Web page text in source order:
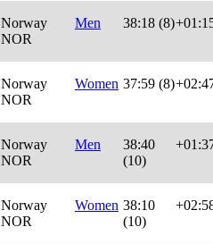
Norway
NOR
Men 38:18 (8)
Norway
NOR
Women 37:59 (8)
Norway
NOR
Men
38:40
(10)
Norway
NOR
Women 38:10
(10)